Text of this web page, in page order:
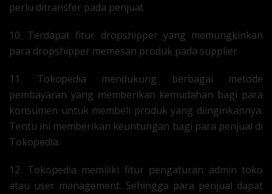
perlu ditransfer pada penjual.
10. Terdapat fitur dropshipper yang memungkinkan
para dropshipper memesan produk pada supplier
11. Tokopedia mendukung berbagai metode
pembayaran yang memberikan kemudahan bagi para
konsumen untuk membeli produk yang diinginkannya.
Tentu ini memberikan keuntungan bagi para penjual di
Tokopedia.
12. Tokopedia memiliki fitur pengaturan admin toko
atau user management. Sehingga para penjual dapat